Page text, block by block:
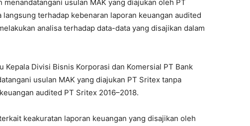
usulan MAK yang diajukan oleh PT
terhadap kebenaran laporan keuangan audited
analisa terhadap data-data yang disajikan dalam
Kepala Divisi Bisnis Korporasi dan Komersial PT Bank
usulan MAK yang diajukan PT Sritex tanpa
audited PT Sritex 2016–2018.
keakuratan laporan keuangan yang disajikan oleh